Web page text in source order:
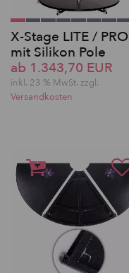
X-Stage LITE / PRO
mit Silikon Pole
ab 1.343,70 EUR
inkl. 23 % MwSt. zzgl.
Versandkosten